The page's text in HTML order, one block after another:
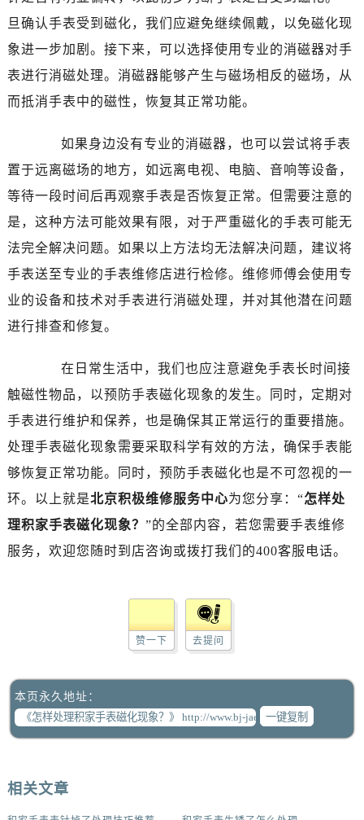
旦确认手表受到磁化，我们应避免继续佩戴，以免磁化现
象进一步加剧。接下来，可以选择使用专业的消磁器对手
表进行消磁处理。消磁器能够产生与磁场相反的磁场，从
而抵消手表中的磁性，恢复其正常功能。
如果身边没有专业的消磁器，也可以尝试将手表
置于远离磁场的地方，如远离电视、电脑、音响等设备，
等待一段时间后再观察手表是否恢复正常。但需要注意的
是，这种方法可能效果有限，对于严重磁化的手表可能无
法完全解决问题。如果以上方法均无法解决问题，建议将
手表送至专业的手表维修店进行检修。维修师傅会使用专
业的设备和技术对手表进行消磁处理，并对其他潜在问题
进行排查和修复。
在日常生活中，我们也应注意避免手表长时间接
触磁性物品，以预防手表磁化现象的发生。同时，定期对
手表进行维护和保养，也是确保其正常运行的重要措施。
处理手表磁化现象需要采取科学有效的方法，确保手表能
够恢复正常功能。同时，预防手表磁化也是不可忽视的一
环。以上就是北京积极维修服务中心为您分享：“怎样处
理积家手表磁化现象？ ”的全部内容，若您需要手表维修
服务，欢迎您随时到店咨询或拨打我们的400客服电话。
赞一下 去提问
本页永久地址：
一键复制
相关文章